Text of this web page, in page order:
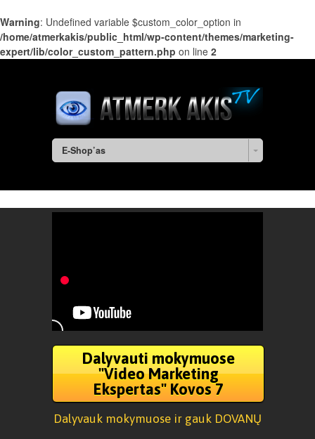
Warning: Undefined variable $custom_color_option in
/home/atmerkakis/public_html/wp-content/themes/marketing-
expert/lib/color_custom_pattern.php on line 2
E-Shop’as
Dalyvauti mokymuose
"Video Marketing
Ekspertas" Kovos 7
Dalyvauk mokymuose ir gauk DOVANŲ